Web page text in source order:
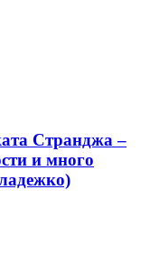
Странджа –
и много